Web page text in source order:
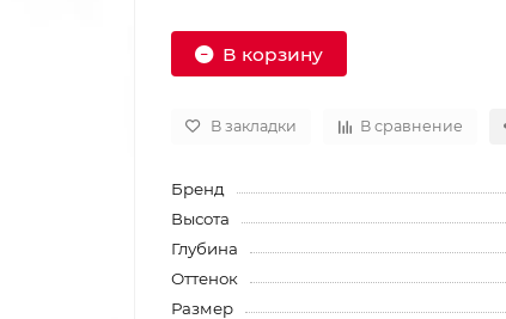
В корзину
В закладки В сравнение
Бренд
Высота
Глубина
Оттенок
Размер